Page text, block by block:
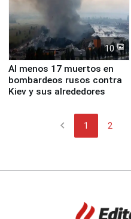
10
Al menos 17 muertos en
bombardeos rusos contra
Kiev y sus alrededores
chevron_left 1 2